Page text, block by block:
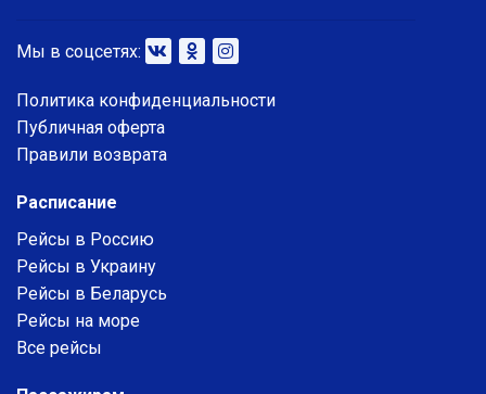
Мы в соцсетях:
Политика конфиденциальности
Публичная оферта
Правили возврата
Расписание
Рейсы в Россию
Рейсы в Украину
Рейсы в Беларусь
Рейсы на море
Все рейсы